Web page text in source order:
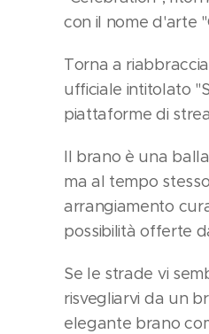
con il nome d'arte
Torna a
ufficiale intitolato
piattaforme di
Il brano è una
ma al tempo
arrangiamento
possibilità offerte
Se le strade vi
risvegliarvi da un
elegante brano